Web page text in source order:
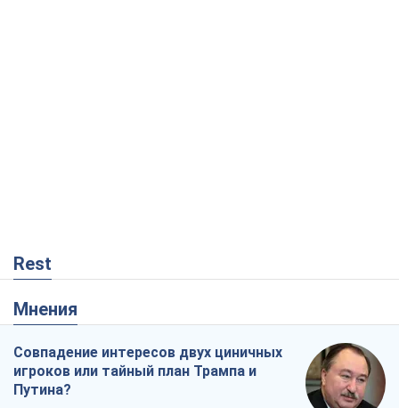
Rest
Мнения
Совпадение интересов двух циничных
игроков или тайный план Трампа и
Путина?